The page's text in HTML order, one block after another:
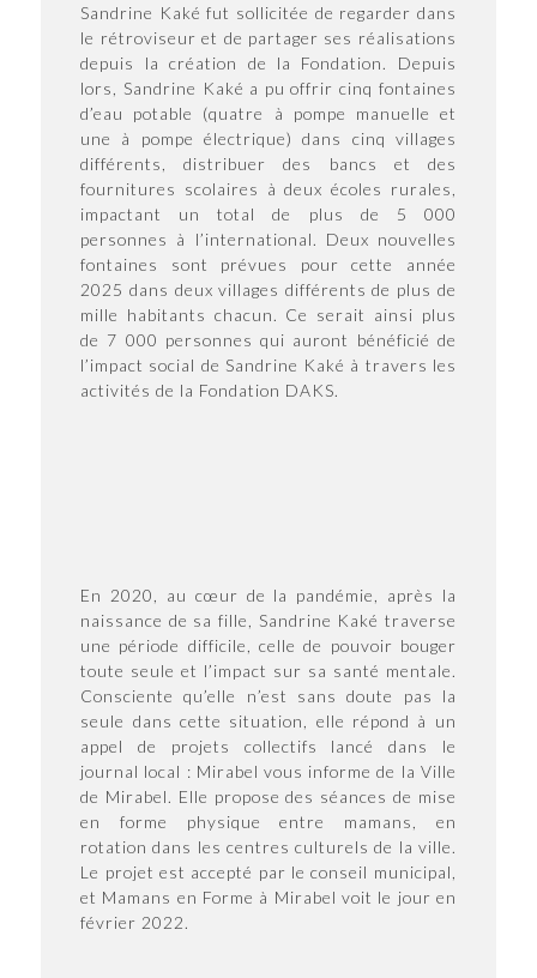
Sandrine Kaké fut sollicitée de regarder dans
le rétroviseur et de partager ses réalisations
depuis la création de la Fondation. Depuis
lors, Sandrine Kaké a pu offrir cinq fontaines
d’eau potable (quatre à pompe manuelle et
une à pompe électrique) dans cinq villages
différents, distribuer des bancs et des
fournitures scolaires à deux écoles rurales,
impactant un total de plus de 5 000
personnes à l’international. Deux nouvelles
fontaines sont prévues pour cette année
2025 dans deux villages différents de plus de
mille habitants chacun. Ce serait ainsi plus
de 7 000 personnes qui auront bénéficié de
l’impact social de Sandrine Kaké à travers les
activités de la Fondation DAKS.
En 2020, au cœur de la pandémie, après la
naissance de sa fille, Sandrine Kaké traverse
une période difficile, celle de pouvoir bouger
toute seule et l’impact sur sa santé mentale.
Consciente qu’elle n’est sans doute pas la
seule dans cette situation, elle répond à un
appel de projets collectifs lancé dans le
journal local : Mirabel vous informe de la Ville
de Mirabel. Elle propose des séances de mise
en forme physique entre mamans, en
rotation dans les centres culturels de la ville.
Le projet est accepté par le conseil municipal,
et Mamans en Forme à Mirabel voit le jour en
février 2022.